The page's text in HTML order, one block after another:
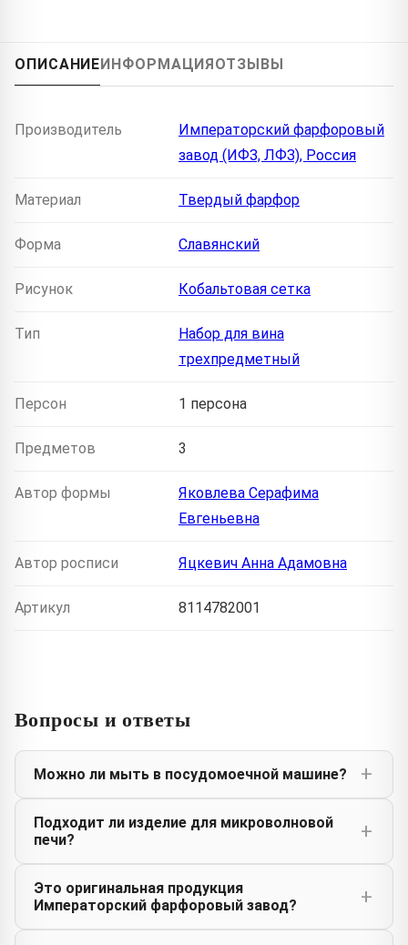
ОПИСАНИЕИНФОРМАЦИЯОТЗЫВЫ
Производитель
Императорский фарфоровый
завод (ИФЗ, ЛФЗ), Россия
Материал Твердый фарфор
Форма Славянский
Рисунок Кобальтовая сетка
Тип
Набор для вина
трехпредметный
Персон 1 персона
Предметов 3
Автор формы
Яковлева Серафима
Евгеньевна
Автор росписи Яцкевич Анна Адамовна
Артикул 8114782001
Вопросы и ответы
Можно ли мыть в посудомоечной машине?
Подходит ли изделие для микроволновой
печи?
Это оригинальная продукция
Императорский фарфоровый завод?